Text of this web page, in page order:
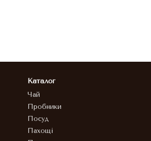
Каталог
Чай
Пробники
Посуд
Пахощі